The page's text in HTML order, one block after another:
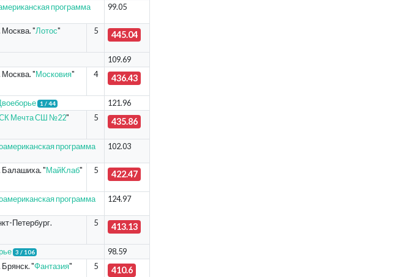
программа 99.05
"Лотос" 5 445.04
109.69
"Московия" 4 436.43
1 / 44 121.96
Мечта СШ №22" 5 435.86
программа 102.03
Балашиха. "МайКлаб" 5 422.47
программа 124.97
Петербург.
5 413.13
3 / 106 98.59
"Фантазия" 5 410.6